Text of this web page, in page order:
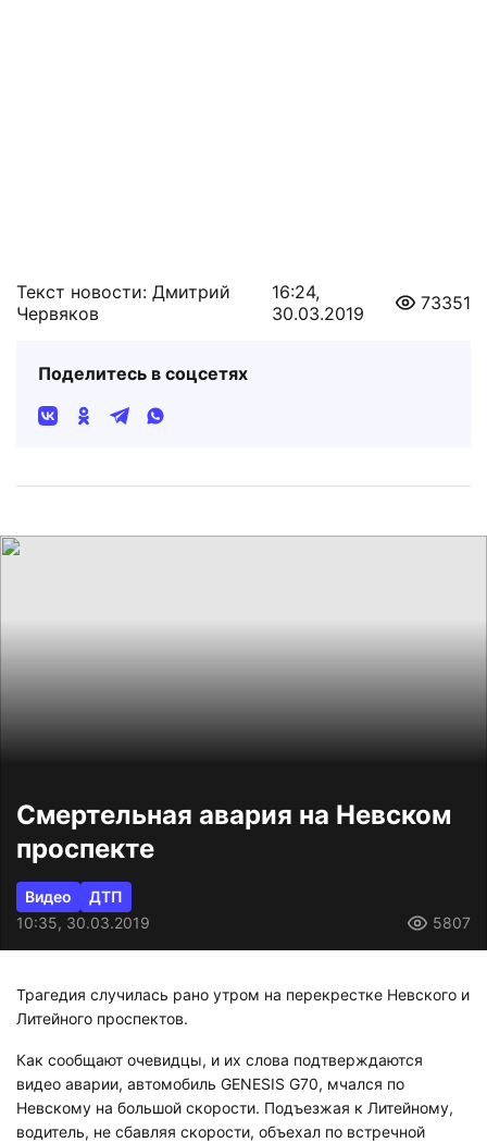
Текст новости: Дмитрий
Червяков
16:24,
30.03.2019
73351
Поделитесь в соцсетях
Смертельная авария на Невском
проспекте
Видео
ДТП
10:35, 30.03.2019
5807
Трагедия случилась рано утром на перекрестке Невского и
Литейного проспектов.
Как сообщают очевидцы, и их слова подтверждаются
видео аварии, автомобиль GЕNЕSIS G70, мчался по
Невскому на большой скорости. Подъезжая к Литейному,
водитель, не сбавляя скорости, объехал по встречной